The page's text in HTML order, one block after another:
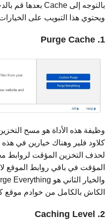
ويحتوي هذا التبويب على الخيارات
1. Purge Cache
وظيفة هذه الأداة هو مسح
لحذف التخزين المؤقت لروابط
المؤقت في باقي روابط الموقع
الكاش بالكامل من خوادم موقع
2. Caching Level